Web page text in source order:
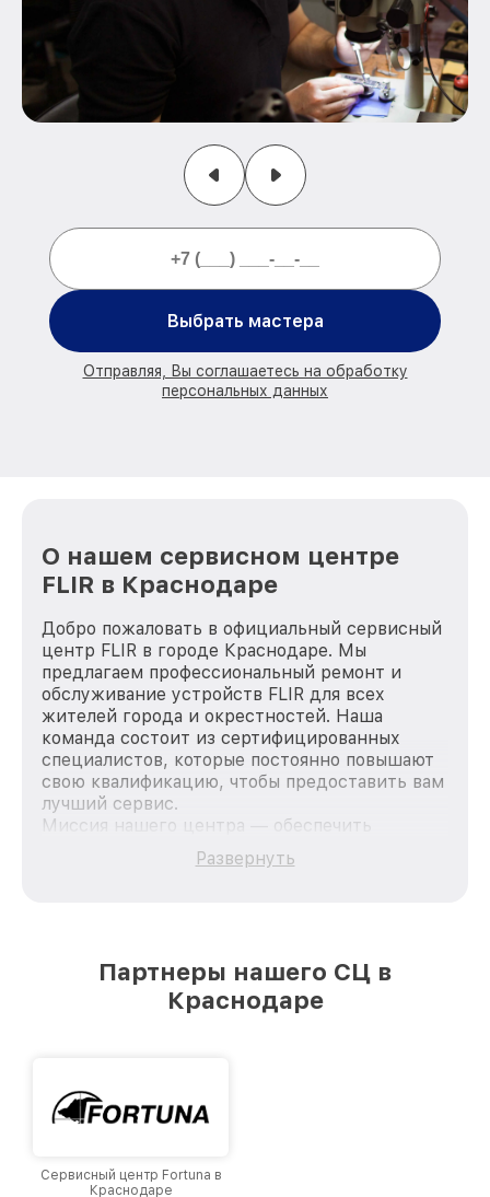
Выбрать мастера
Отправляя, Вы соглашаетесь на обработку
персональных данных
О нашем сервисном центре
FLIR в Краснодаре
Добро пожаловать в официальный сервисный
центр FLIR в городе Краснодаре. Мы
предлагаем профессиональный ремонт и
обслуживание устройств FLIR для всех
жителей города и окрестностей. Наша
команда состоит из сертифицированных
специалистов, которые постоянно повышают
свою квалификацию, чтобы предоставить вам
лучший сервис.
Миссия нашего центра — обеспечить
качественный и доступный ремонт для
каждого пользователя продукции FLIR, вне
лучшим сервисным центром FLIR в городе
Краснодаре, постоянно повышая уровень
Развернуть
Партнеры нашего СЦ в
Краснодаре
Сервисный центр Fortuna в
Краснодаре